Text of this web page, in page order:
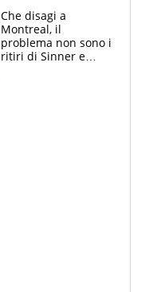
verso la Fiorentina
Che disagi a
Montreal, il
problema non sono i
ritiri di Sinner e